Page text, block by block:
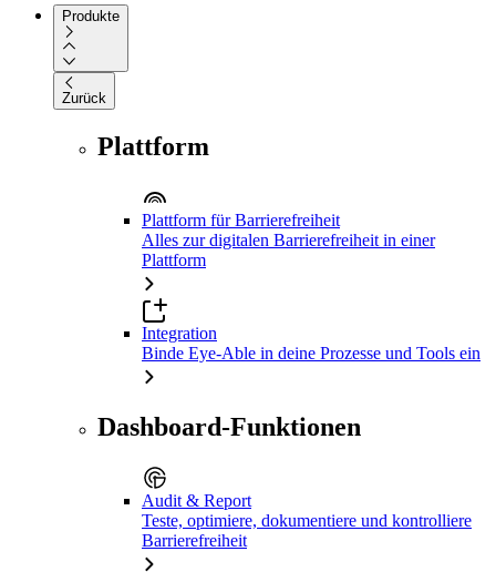
Produkte
Zurück
Plattform
Plattform für Barrierefreiheit
Alles zur digitalen Barrierefreiheit in einer
Plattform
Integration
Binde Eye-Able in deine Prozesse und Tools ein
Dashboard-Funktionen
Audit & Report
Teste, optimiere, dokumentiere und kontrolliere
Barrierefreiheit